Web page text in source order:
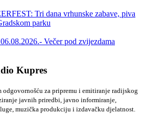
Tri dana vrhunske zabave, piva
parku
Večer pod zvijezdama
Kupres
odgovornošću za pripremu i emitiranje radijskog
javnih priredbi, javno informiranje,
muzička produkciju i izdavačku djelatnost.